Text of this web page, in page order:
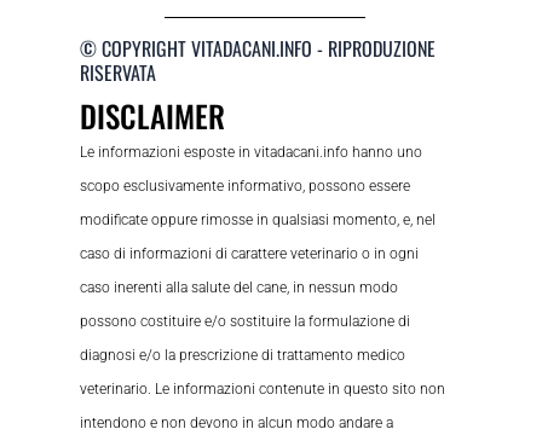
© COPYRIGHT VITADACANI.INFO - RIPRODUZIONE
RISERVATA
DISCLAIMER
Le informazioni esposte in vitadacani.info hanno uno
scopo esclusivamente informativo, possono essere
modificate oppure rimosse in qualsiasi momento, e, nel
caso di informazioni di carattere veterinario o in ogni
caso inerenti alla salute del cane, in nessun modo
possono costituire e/o sostituire la formulazione di
diagnosi e/o la prescrizione di trattamento medico
veterinario. Le informazioni contenute in questo sito non
intendono e non devono in alcun modo andare a